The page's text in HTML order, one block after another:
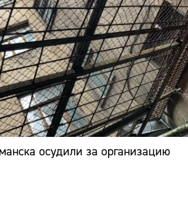
осудили за организацию
Адрес:
Телефон: